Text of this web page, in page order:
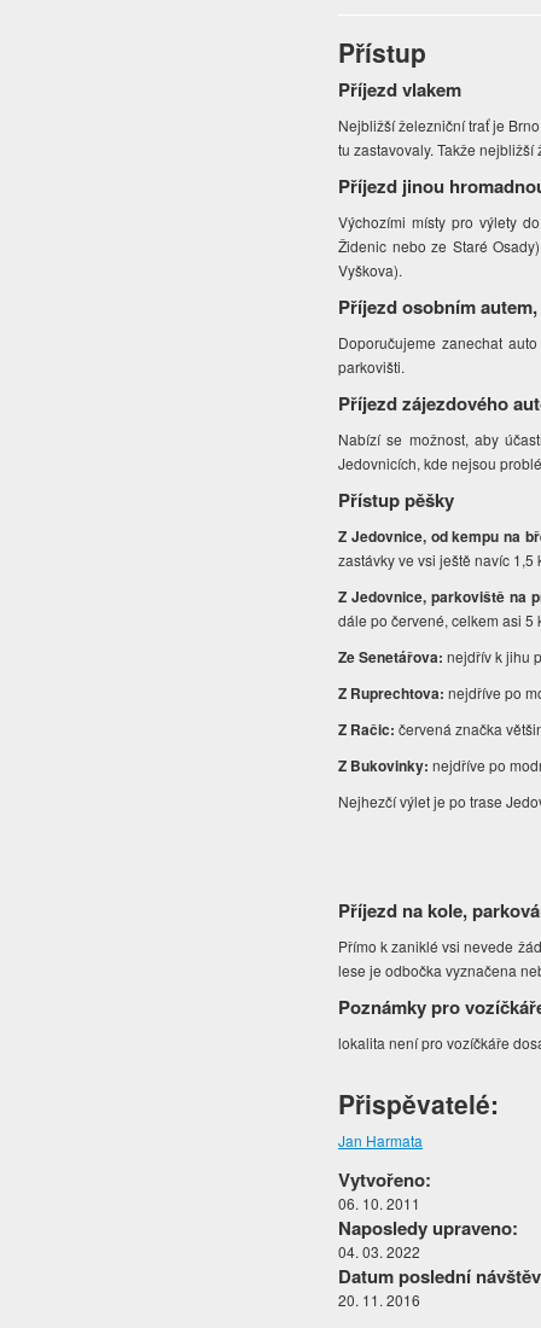
Přístup
Příjezd vlakem
Nejbližší železniční trať je
tu zastavovaly. Takže nejbližší
Příjezd jinou
Výchozími místy pro výlety
Židenic nebo ze Staré
Vyškova).
Příjezd osobním
Doporučujeme zanechat
parkovišti.
Příjezd zájezdového
Nabízí se možnost, aby
Jedovnicích, kde nejsou
Přístup pěšky
Z Jedovnice, od kempu na
zastávky ve vsi ještě navíc 1,5
Z Jedovnice, parkoviště na
dále po červené, celkem asi 5
Ze Senetářova: nejdřív k jihu
Z Ruprechtova: nejdříve po
Z Račic: červená značka
Z Bukovinky: nejdříve po
Nejhezčí výlet je po trase
Příjezd na kole,
Přímo k zaniklé vsi nevede
lese je odbočka vyznačena
Poznámky pro
lokalita není pro vozíčkáře
Přispěvatelé:
Jan Harmata
Vytvořeno:
06. 10. 2011
Naposledy upraveno:
04. 03. 2022
Datum poslední
20. 11. 2016